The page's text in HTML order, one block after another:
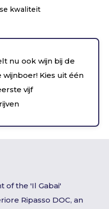
kwaliteit
nu ook wijn bij de
wijnboer! Kies uit één
vijf
of the 'Il Gabai'
Ripasso DOC, an